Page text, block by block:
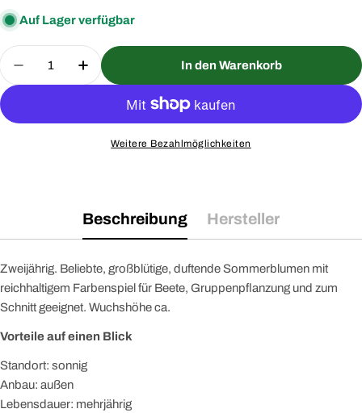
Auf Lager verfügbar
Menge
Menge für Land Nelken Johannistag Saatgut
Menge für Land Nelken Johannistag
In den Warenkorb
Weitere Bezahlmöglichkeiten
Beschreibung Hersteller
Zweijährig. Beliebte, großblütige, duftende Sommerblumen mit
reichhaltigem Farbenspiel für Beete, Gruppenpflanzung und zum
Schnitt geeignet. Wuchshöhe ca.
Vorteile auf einen Blick
Standort: sonnig
Anbau: außen
Lebensdauer: mehrjährig